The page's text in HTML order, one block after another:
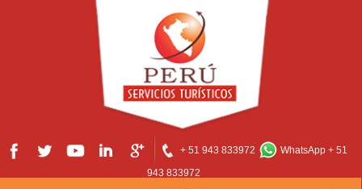
+ 51 943 833972 WhatsApp + 51
943 833972